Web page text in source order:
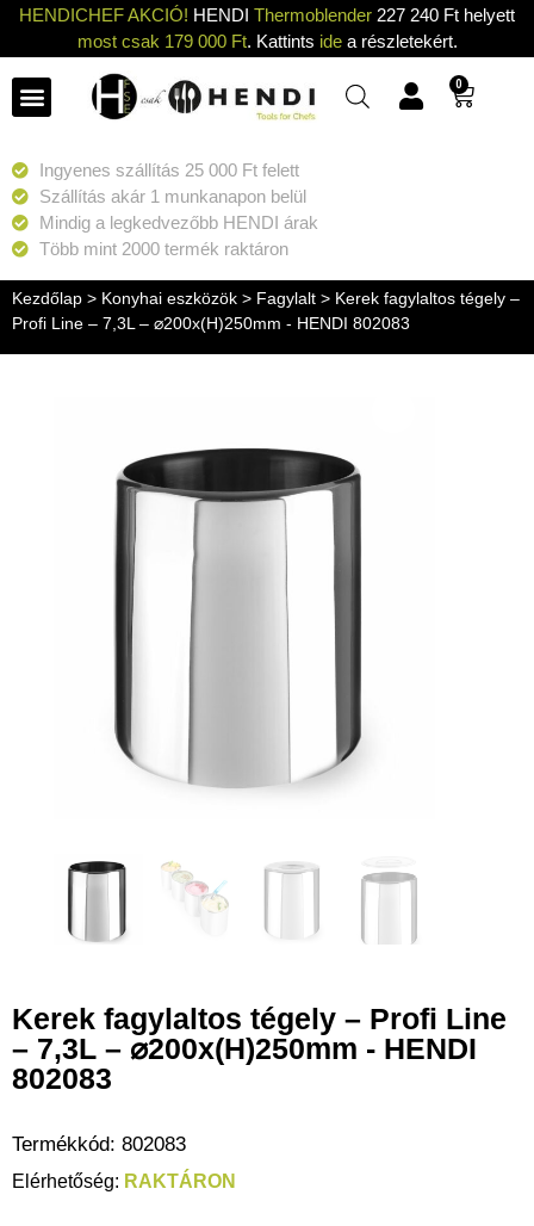
HENDICHEF AKCIÓ! HENDI Thermoblender 227 240 Ft helyett
most csak 179 000 Ft. Kattints idea részletekért.
0
Ingyenes szállítás 25 000 Ft felett
Szállítás akár 1 munkanapon belül
Mindig a legkedvezőbb HENDI árak
Több mint 2000 termék raktáron
Kezdőlap > Konyhai eszközök > Fagylalt > Kerek fagylaltos tégely –
Profi Line – 7,3L – ⌀200x(H)250mm - HENDI 802083
Kerek fagylaltos tégely – Profi Line
– 7,3L – ⌀200x(H)250mm - HENDI
802083
Termékkód: 802083
RAKTÁRON